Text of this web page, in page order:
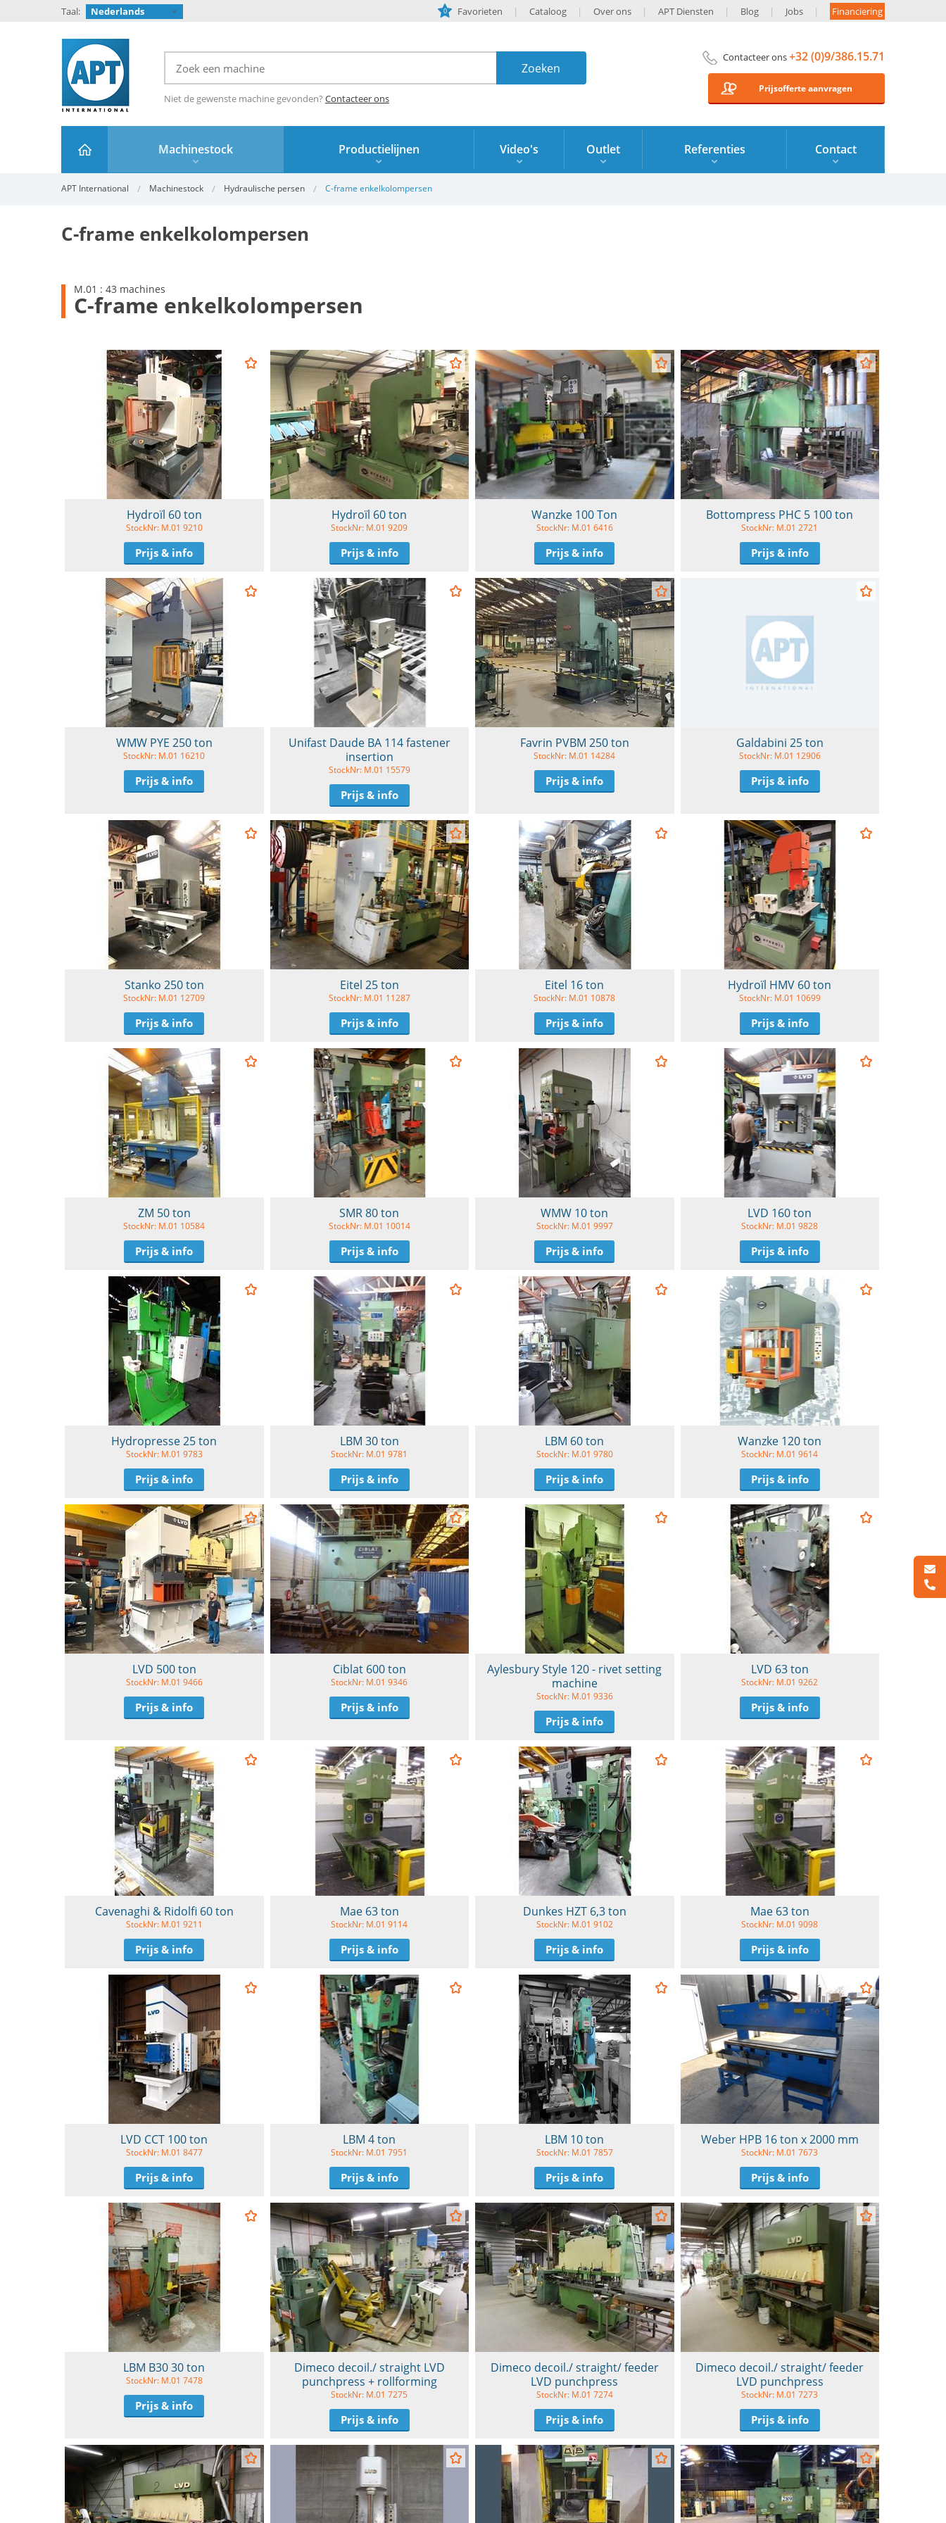
Taal: Nederlands 0 Favorieten Cataloog Over ons APT Diensten Blog Jobs Financiering
Niet de gewenste machine gevonden? Contacteer ons
Contacteer ons+32 (0)9/386.15.71
Prijsofferte aanvragen
Machinestock Productielijnen Video's Outlet Referenties Contact
APT International Machinestock Hydraulische persen C-frame enkelkolompersen
C-frame enkelkolompersen
M.01 : 43 machines
C-frame enkelkolompersen
Hydroïl 60 ton
StockNr: M.01 9210
Prijs & info
Hydroïl 60 ton
StockNr: M.01 9209
Prijs & info
Wanzke 100 Ton
StockNr: M.01 6416
Prijs & info
Bottompress PHC 5 100 ton
StockNr: M.01 2721
Prijs & info
WMW PYE 250 ton
StockNr: M.01 16210
Prijs & info
Unifast Daude BA 114 fastener
insertion
StockNr: M.01 15579
Prijs & info
Favrin PVBM 250 ton
StockNr: M.01 14284
Prijs & info
Galdabini 25 ton
StockNr: M.01 12906
Prijs & info
Stanko 250 ton
StockNr: M.01 12709
Prijs & info
Eitel 25 ton
StockNr: M.01 11287
Prijs & info
Eitel 16 ton
StockNr: M.01 10878
Prijs & info
Hydroïl HMV 60 ton
StockNr: M.01 10699
Prijs & info
ZM 50 ton
StockNr: M.01 10584
Prijs & info
SMR 80 ton
StockNr: M.01 10014
Prijs & info
WMW 10 ton
StockNr: M.01 9997
Prijs & info
LVD 160 ton
StockNr: M.01 9828
Prijs & info
Hydropresse 25 ton
StockNr: M.01 9783
Prijs & info
LBM 30 ton
StockNr: M.01 9781
Prijs & info
LBM 60 ton
StockNr: M.01 9780
Prijs & info
Wanzke 120 ton
StockNr: M.01 9614
Prijs & info
LVD 500 ton
StockNr: M.01 9466
Prijs & info
Ciblat 600 ton
StockNr: M.01 9346
Prijs & info
Aylesbury Style 120 - rivet setting
machine
StockNr: M.01 9336
Prijs & info
LVD 63 ton
StockNr: M.01 9262
Prijs & info
Cavenaghi & Ridolfi 60 ton
StockNr: M.01 9211
Prijs & info
Mae 63 ton
StockNr: M.01 9114
Prijs & info
Dunkes HZT 6,3 ton
StockNr: M.01 9102
Prijs & info
Mae 63 ton
StockNr: M.01 9098
Prijs & info
LVD CCT 100 ton
StockNr: M.01 8477
Prijs & info
LBM 4 ton
StockNr: M.01 7951
Prijs & info
LBM 10 ton
StockNr: M.01 7857
Prijs & info
Weber HPB 16 ton x 2000 mm
StockNr: M.01 7673
Prijs & info
LBM B30 30 ton
StockNr: M.01 7478
Prijs & info
Dimeco decoil./ straight LVD
punchpress + rollforming
StockNr: M.01 7275
Prijs & info
Dimeco decoil./ straight/ feeder
LVD punchpress
StockNr: M.01 7274
Prijs & info
Dimeco decoil./ straight/ feeder
LVD punchpress
StockNr: M.01 7273
Prijs & info